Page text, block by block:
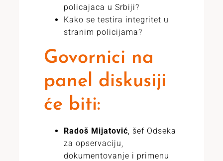
policajaca u Srbiji?
Kako se testira integritet u
stranim policijama?
Govornici na
panel diskusiji
će biti:
Radoš Mijatović, šef Odseka
za opservaciju,
dokumentovanje i primenu